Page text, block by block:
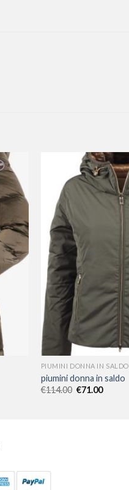
PIUMINI DONNA IN SALDO
piumini donna in saldo
€114.00 €71.00